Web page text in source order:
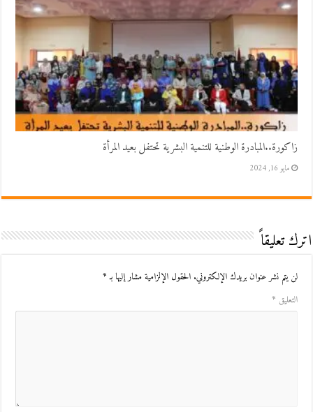
زاكورة..المبادرة الوطنية للتنمية البشرية تحتفل بعيد المرأة
مايو 16, 2024
اترك تعليقاً
لن يتم نشر عنوان بريدك الإلكتروني. الحقول الإلزامية مشار إليها بـ*
التعليق *